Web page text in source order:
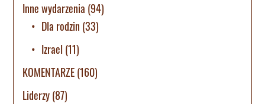
Inne wydarzenia (94)
Dla rodzin (33)
Izrael (11)
KOMENTARZE(160)
Liderzy(87)